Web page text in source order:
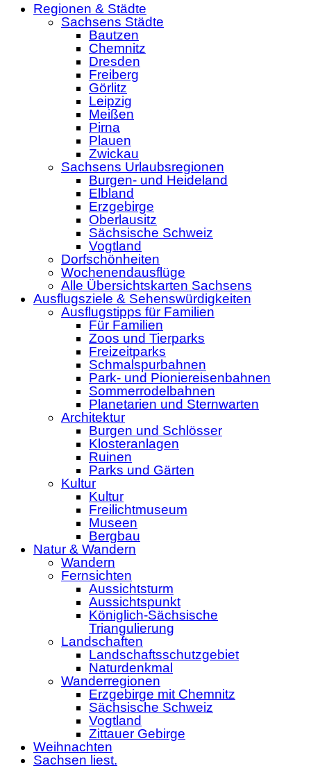
Regionen & Städte
Sachsens Städte
Bautzen
Chemnitz
Dresden
Freiberg
Görlitz
Leipzig
Meißen
Pirna
Plauen
Zwickau
Sachsens Urlaubsregionen
Burgen- und Heideland
Elbland
Erzgebirge
Oberlausitz
Sächsische Schweiz
Vogtland
Dorfschönheiten
Wochenendausflüge
Alle Übersichtskarten Sachsens
Ausflugsziele & Sehenswürdigkeiten
Ausflugstipps für Familien
Für Familien
Zoos und Tierparks
Freizeitparks
Schmalspurbahnen
Park- und Pioniereisenbahnen
Sommerrodelbahnen
Planetarien und Sternwarten
Architektur
Burgen und Schlösser
Klosteranlagen
Ruinen
Parks und Gärten
Kultur
Kultur
Freilichtmuseum
Museen
Bergbau
Natur & Wandern
Wandern
Fernsichten
Aussichtsturm
Aussichtspunkt
Königlich-Sächsische
Triangulierung
Landschaften
Landschaftsschutzgebiet
Naturdenkmal
Wanderregionen
Erzgebirge mit Chemnitz
Sächsische Schweiz
Vogtland
Zittauer Gebirge
Weihnachten
Sachsen liest.